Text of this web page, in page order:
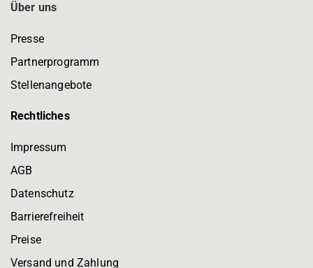
Über uns
Presse
Partnerprogramm
Stellenangebote
Rechtliches
Impressum
AGB
Datenschutz
Barrierefreiheit
Preise
Versand und Zahlung